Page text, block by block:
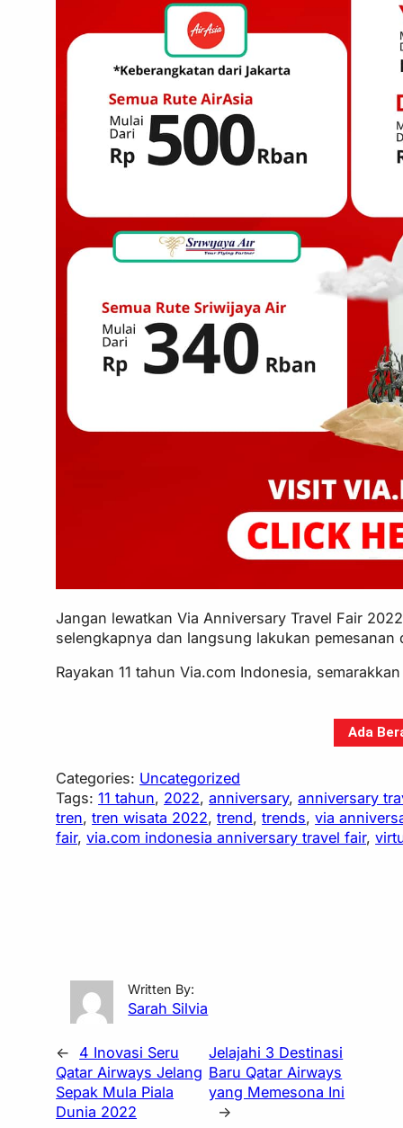
Jangan lewatkan Via Anniversary Travel Fair
selengkapnya dan langsung lakukan
Rayakan 11 tahun Via.com Indonesia,
Ada
Categories: Uncategorized
Tags:11 tahun, 2022, anniversary, anniversary
tren, tren wisata 2022, trend, trends, via
fair, via.com indonesia anniversary travel fair,
Written By:
Sarah Silvia
←
4 Inovasi Seru
Qatar Airways Jelang
Sepak Mula Piala
Dunia 2022
Jelajahi 3 Destinasi
Baru Qatar Airways
yang Memesona Ini
→